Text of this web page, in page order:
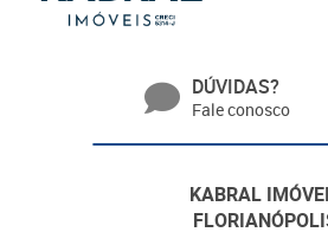
DÚVIDAS?
Fale conosco
KABRAL